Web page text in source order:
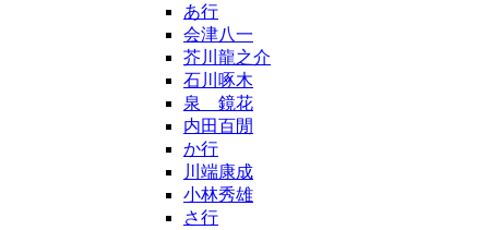
あ行
会津八一
芥川龍之介
石川啄木
泉 鏡花
内田百閒
か行
川端康成
小林秀雄
さ行